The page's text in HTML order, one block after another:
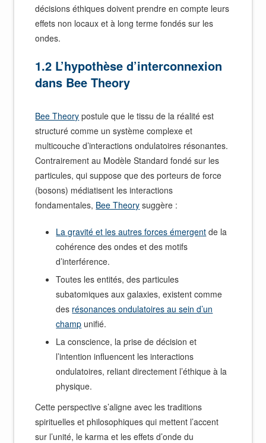
décisions éthiques doivent prendre en compte leurs
effets non locaux et à long terme fondés sur les
ondes.
1.2 L’hypothèse d’interconnexion
dans Bee Theory
Bee Theory postule que le tissu de la réalité est
structuré comme un système complexe et
multicouche d’interactions ondulatoires résonantes.
Contrairement au Modèle Standard fondé sur les
particules, qui suppose que des porteurs de force
(bosons) médiatisent les interactions
fondamentales, Bee Theory suggère :
La gravité et les autres forces émergent de la
cohérence des ondes et des motifs
d’interférence.
Toutes les entités, des particules
subatomiques aux galaxies, existent comme
des résonances ondulatoires au sein d’un
champ unifié.
La conscience, la prise de décision et
l’intention influencent les interactions
ondulatoires, reliant directement l’éthique à la
physique.
Cette perspective s’aligne avec les traditions
spirituelles et philosophiques qui mettent l’accent
sur l’unité, le karma et les effets d’onde du